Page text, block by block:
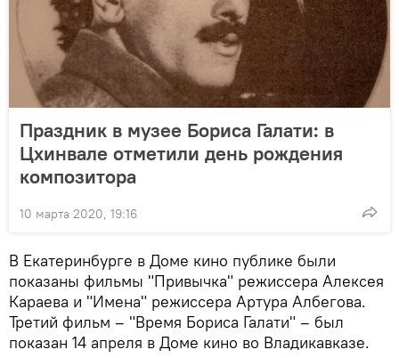
Праздник в музее Бориса Галати: в
Цхинвале отметили день рождения
композитора
10 марта 2020, 19:16
В Екатеринбурге в Доме кино публике были
показаны фильмы "Привычка" режиссера Алексея
Караева и "Имена" режиссера Артура Албегова.
Третий фильм – "Время Бориса Галати" – был
показан 14 апреля в Доме кино во Владикавказе.